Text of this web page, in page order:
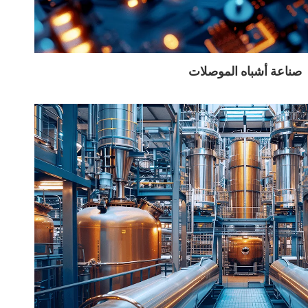
صناعة أشباه الموصلات